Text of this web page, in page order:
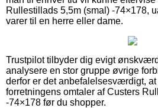
Rullestillads 5,5m (smal) -74×178,
varer til en herre eller dame.
Trustpilot tilbyder dig evigt
analysere en stor gruppe øvrige
derfor er det anbefalelsesværdigt, at
forretningens omtaler af Custers
-74×178 før du shopper.